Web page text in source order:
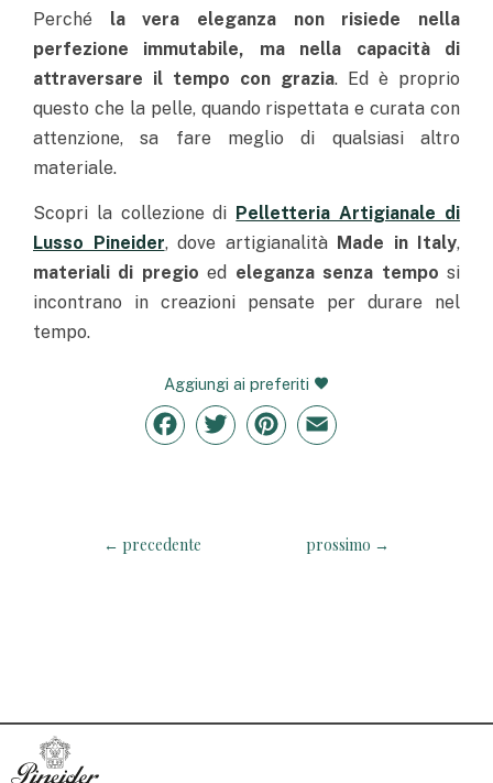
Perché la vera eleganza non risiede nella
perfezione immutabile, ma nella capacità di
attraversare il tempo con grazia. Ed è proprio
questo che la pelle, quando rispettata e curata con
attenzione, sa fare meglio di qualsiasi altro
materiale.
Scopri la collezione di Pelletteria Artigianale di
Lusso Pineider, dove artigianalità Made in Italy,
materiali di pregio ed eleganza senza tempo si
incontrano in creazioni pensate per durare nel
tempo.
Aggiungi ai preferiti
Facebook
TwitterPinterestEmail
← precedente prossimo →